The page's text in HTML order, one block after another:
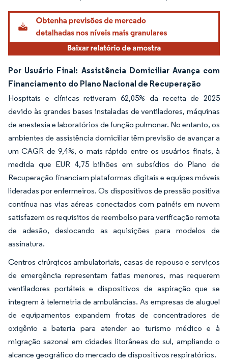
Por Usuário Final: Assistência Domiciliar Avança com
Financiamento do Plano Nacional de Recuperação
Hospitais e clínicas retiveram 62,05% da receita de 2025
devido às grandes bases instaladas de ventiladores, máquinas
de anestesia e laboratórios de função pulmonar. No entanto, os
ambientes de assistência domiciliar têm previsão de avançar a
um CAGR de 9,4%, o mais rápido entre os usuários finais, à
medida que EUR 4,75 bilhões em subsídios do Plano de
Recuperação financiam plataformas digitais e equipes móveis
lideradas por enfermeiros. Os dispositivos de pressão positiva
contínua nas vias aéreas conectados com painéis em nuvem
satisfazem os requisitos de reembolso para verificação remota
de adesão, deslocando as aquisições para modelos de
assinatura.
Centros cirúrgicos ambulatoriais, casas de repouso e serviços
de emergência representam fatias menores, mas requerem
ventiladores portáteis e dispositivos de aspiração que se
integrem à telemetria de ambulâncias. As empresas de aluguel
de equipamentos expandem frotas de concentradores de
oxigênio a bateria para atender ao turismo médico e à
migração sazonal em cidades litorâneas do sul, ampliando o
alcance geográfico do mercado de dispositivos respiratórios.